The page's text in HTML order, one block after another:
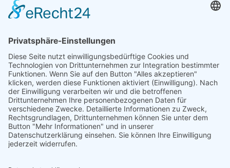
Trainingszentrum Hannover
30169 Hannover
Telefon: +49 511 123598-531
AGB
Datenschutz